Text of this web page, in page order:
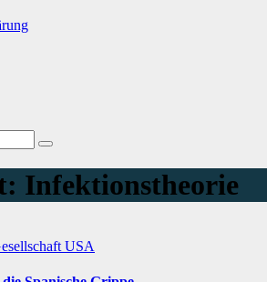
Infektionstheorie
USA